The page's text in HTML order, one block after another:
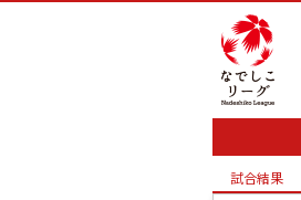
試合結果